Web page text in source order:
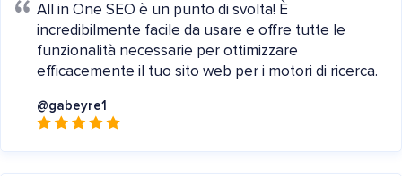
All in One SEO è un punto di svolta! È
incredibilmente facile da usare e offre tutte le
funzionalità necessarie per ottimizzare
efficacemente il tuo sito web per i motori di ricerca.
@gabeyre1